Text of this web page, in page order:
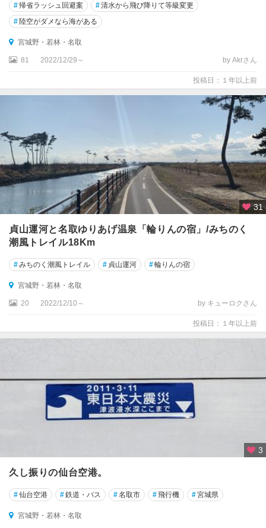
# 帰省ラッシュ回避案 #清水から飛び降りて等級変更
#陸空がダメなら海がある
宮城野・若林・名取
81 2022/12/29～ by Akrさん
投稿日：１年以上前
31
貞山運河と名取ゆりあげ温泉「輪りんの宿」/みちのく
潮風トレイル18Km
#みちのく潮風トレイル # 貞山運河 #輪りんの宿
宮城野・若林・名取
20 2022/12/10～ by キューロクさん
投稿日：１年以上前
3
久し振りの仙台空港。
#仙台空港 #鉄道・バス #名取市 #飛行機 #宮城県
宮城野・若林・名取